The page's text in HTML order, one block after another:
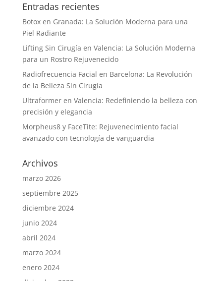
Entradas recientes
Botox en Granada: La Solución Moderna para una
Piel Radiante
Lifting Sin Cirugía en Valencia: La Solución Moderna
para un Rostro Rejuvenecido
Radiofrecuencia Facial en Barcelona: La Revolución
de la Belleza Sin Cirugía
Ultraformer en Valencia: Redefiniendo la belleza con
precisión y elegancia
Morpheus8 y FaceTite: Rejuvenecimiento facial
avanzado con tecnología de vanguardia
Archivos
marzo 2026
septiembre 2025
diciembre 2024
junio 2024
abril 2024
marzo 2024
enero 2024